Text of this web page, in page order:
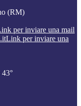
(RM)
per inviare una mail
Link per inviare una